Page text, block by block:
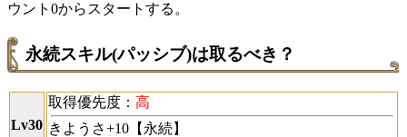
ウント0からスタートする。
永続スキル(パッシブ)は取るべき？
Lv30
取得優先度： 高
きようさ+10【永続】